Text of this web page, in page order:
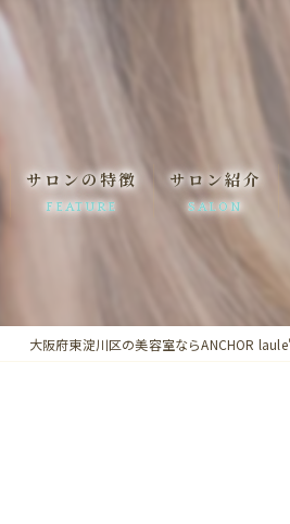
サロンの特徴
FEATURE
駅近
サロン紹介
SALON
ANCHOR laule'a
大阪府東淀川区の美容室ならANCHOR